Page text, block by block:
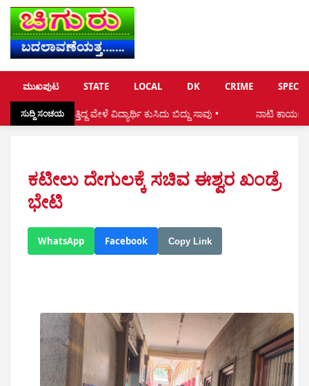
ಮುಖಪುಟ STATE LOCAL DK CRIME
ಸುದ್ದಿ ಸಂಚಯ
ವೇಳೆ ವಿದ್ಯಾರ್ಥಿ ಕುಸಿದು ಬಿದ್ದು ಸಾವು • ನಾಟಿ ಕಾರ್ಯದ ಸಂದರ್ಭ
ಕಟೀಲು ದೇಗುಲಕ್ಕೆ ಸಚಿವ ಈಶ್ವರ ಖಂಡ್ರೆ
ಭೇಟಿ
WhatsApp Facebook Copy Link